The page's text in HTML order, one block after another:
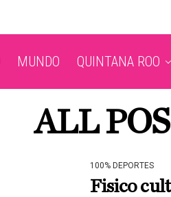
MUNDO QUINTANA ROO
ALL
100% DEPORTES
Fisico